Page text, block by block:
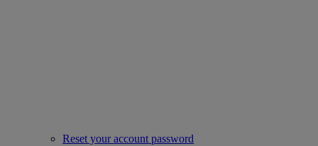
Reset your account password